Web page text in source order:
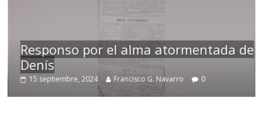
Responso por el alma atormentada de
Denís
15 septiembre, 2024 Francisco G. Navarro 0